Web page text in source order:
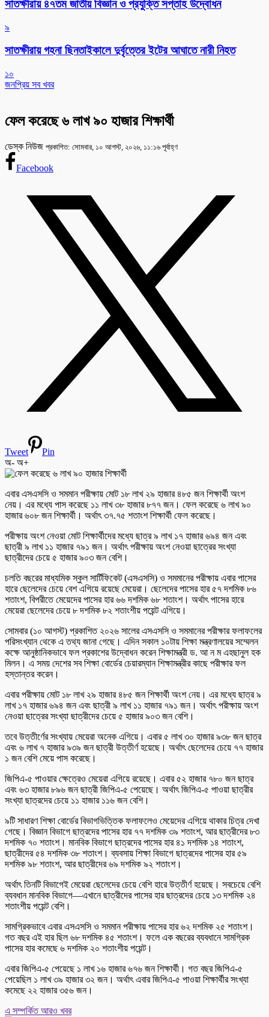
সাতক্ষীরায় ৪৭তম জাতীয় বিজ্ঞান ও প্রযুক্তি সপ্তাহ উদ্বোধন
৯
সাতক্ষীরায় গহনা ছিনতাইকালে দুর্বৃত্তের ইটের আঘাতে নারী নিহত
১০
জনপ্রিয় সব খবর
ফেল করেছে ৬ লাখ ৯০ হাজার শিক্ষার্থী
ডেস্ক নিউজ প্রকাশিত: সোমবার, ১০ আগস্ট, ২০২৬, ১১:১৬ পূর্বাহ্ণ
Facebook
Tweet
Pin
অ- অ+
এবার এসএসসি ও সমমান পরীক্ষায় মোট ১৮ লাখ ২৯ হাজার ৪৮৫ জন শিক্ষার্থী অংশ
নেয়। এর মধ্যে পাস করেছে ১১ লাখ ৩৮ হাজার ৮৭৭ জন। ফেল করেছে ৬ লাখ ৯০
হাজার ৬০৮ জন শিক্ষার্থী। অর্থাৎ ৩৭.৭৫ শতাংশ শিক্ষার্থী ফেল করেছে।
পরীক্ষায় অংশ নেওয়া মোট শিক্ষার্থীদের মধ্যে ছাত্র ৯ লাখ ১৭ হাজার ৬৯৪ জন এবং
ছাত্রী ৯ লাখ ১১ হাজার ৭৯১ জন। অর্থাৎ পরীক্ষায় অংশ নেওয়া ছাত্রের সংখ্যা
ছাত্রীদের চেয়ে ৫ হাজার ৯০৩ জন বেশি।
চলতি বছরের মাধ্যমিক স্কুল সার্টিফিকেট (এসএসসি) ও সমমানের পরীক্ষায় এবার পাসের
হারে ছেলেদের চেয়ে বেশ এগিয়ে রয়েছে মেয়েরা। ছেলেদের পাসের হার ৫৭ দশমিক ৮৬
শতাংশ, বিপরীতে মেয়েদের পাসের হার ৬৬ দশমিক ৬৮ শতাংশ। অর্থাৎ পাসের হারে
মেয়েরা ছেলেদের চেয়ে ৮ দশমিক ৮২ শতাংশীয় পয়েন্ট এগিয়ে।
সোমবার (১০ আগস্ট) প্রকাশিত ২০২৬ সালের এসএসসি ও সমমানের পরীক্ষার ফলাফলের
পরিসংখ্যান থেকে এ তথ্য জানা গেছে। এদিন সকাল ১০টায় শিক্ষা মন্ত্রণালয়ের সম্মেলন
কক্ষে আনুষ্ঠানিকভাবে ফল প্রকাশের উদ্বোধন করেন শিক্ষামন্ত্রী ড. আ ন ম এহছানুল হক
মিলন। এ সময় দেশের সব শিক্ষা বোর্ডের চেয়ারম্যান শিক্ষামন্ত্রীর কাছে পরীক্ষার ফল
হস্তান্তর করেন।
এবার পরীক্ষায় মোট ১৮ লাখ ২৯ হাজার ৪৮৫ জন শিক্ষার্থী অংশ নেয়। এর মধ্যে ছাত্র ৯
লাখ ১৭ হাজার ৬৯৪ জন এবং ছাত্রী ৯ লাখ ১১ হাজার ৭৯১ জন। অর্থাৎ পরীক্ষায় অংশ
নেওয়া ছাত্রের সংখ্যা ছাত্রীদের চেয়ে ৫ হাজার ৯০৩ জন বেশি।
তবে উত্তীর্ণের সংখ্যায় মেয়েরা অনেক এগিয়ে। এবার ৫ লাখ ৩০ হাজার ৯৩৮ জন ছাত্র
এবং ৬ লাখ ৭ হাজার ৯৩৯ জন ছাত্রী উত্তীর্ণ হয়েছে। অর্থাৎ ছেলেদের চেয়ে ৭৭ হাজার
১ জন বেশি মেয়ে পাস করেছে।
জিপিএ-৫ পাওয়ার ক্ষেত্রেও মেয়েরা এগিয়ে রয়েছে। এবার ৫২ হাজার ৭৮০ জন ছাত্র
এবং ৬৩ হাজার ৮৯৬ জন ছাত্রী জিপিএ-৫ পেয়েছে। অর্থাৎ জিপিএ-৫ পাওয়া ছাত্রীর
সংখ্যা ছাত্রদের চেয়ে ১১ হাজার ১১৬ জন বেশি।
৯টি সাধারণ শিক্ষা বোর্ডের বিভাগভিত্তিক ফলাফলেও মেয়েদের এগিয়ে থাকার চিত্র দেখা
গেছে। বিজ্ঞান বিভাগে ছাত্রদের পাসের হার ৭৭ দশমিক ৩৯ শতাংশ, আর ছাত্রীদের ৮৩
দশমিক ৭০ শতাংশ। মানবিক বিভাগে ছাত্রদের পাসের হার ৪১ দশমিক ১৪ শতাংশ,
ছাত্রীদের ৫৪ দশমিক ৩৮ শতাংশ। ব্যবসায় শিক্ষা বিভাগে ছাত্রদের পাসের হার ৫৯
দশমিক ৯৮ শতাংশ, আর ছাত্রীদের ৬৯ দশমিক ৯২ শতাংশ।
অর্থাৎ তিনটি বিভাগেই মেয়েরা ছেলেদের চেয়ে বেশি হারে উত্তীর্ণ হয়েছে। সবচেয়ে বেশি
ব্যবধান মানবিক বিভাগে—এখানে ছাত্রীদের পাসের হার ছাত্রদের চেয়ে ১৩ দশমিক ২৪
শতাংশীয় পয়েন্ট বেশি।
সামগ্রিকভাবে এবার এসএসসি ও সমমান পরীক্ষায় পাসের হার ৬২ দশমিক ২৫ শতাংশ।
গত বছর এই হার ছিল ৬৮ দশমিক ৪৫ শতাংশ। ফলে এক বছরের ব্যবধানে সামগ্রিক
পাসের হার কমেছে ৬ দশমিক ২০ শতাংশীয় পয়েন্ট।
এবার জিপিএ-৫ পেয়েছে ১ লাখ ১৬ হাজার ৬৭৬ জন শিক্ষার্থী। গত বছর জিপিএ-৫
পেয়েছিল ১ লাখ ৩৯ হাজার ৩২ জন। অর্থাৎ এবার জিপিএ-৫ পাওয়া শিক্ষার্থীর সংখ্যা
কমেছে ২২ হাজার ৩৫৬ জন।
এ সম্পর্কিত আরও খবর